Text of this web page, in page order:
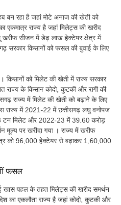
बन रहा है जहां मोटे अनाज की खेती को
एकमात्र राज्य है जहां मिलेट्स की खरीद
खरीफ सीजन में डेढ़ लाख हेक्टेयर क्षेत्र में
सरकार किसानों को फसल की बुवाई के लिए
किसानों को मिलेट की खेती में राज्य सरकार
राज्य के किसान कोदो, कुटकी और रागी की
राज्य में मिलेट की खेती को बढ़ाने के लिए
राज्य में 2021-22 में छत्तीसगढ़ लघु वनोपज
मिलेट और 2022-23 में 39.60 करोड़
पर खरीदा गया । राज्य में खरीफ
को 96,000 हेक्टेयर से बढ़ाकर 1,60,000
फसल
खास पहल के तहत मिलेट्स की खरीद समर्थन
का एकलौता राज्य है जहां कोदो, कुटकी और